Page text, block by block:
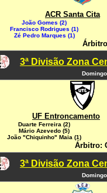
ACR Santa Cita
João Gomes (2)
Francisco Rodrigues (1)
Zé Pedro Marques (1)
3ª Divisão Zona
UF Entroncamento
Duarte Ferreira (2)
Mário Azevedo (5)
João "Chiquinho" Maia (1)
Árbitro:
3ª Divisão Zona